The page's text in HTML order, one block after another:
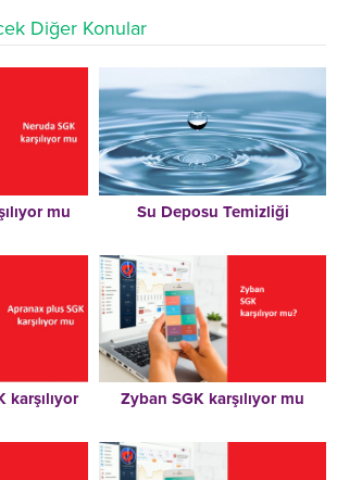
Diğer Konular
mu Su Deposu Temizliği
karşılıyor
Zyban SGK karşılıyor mu